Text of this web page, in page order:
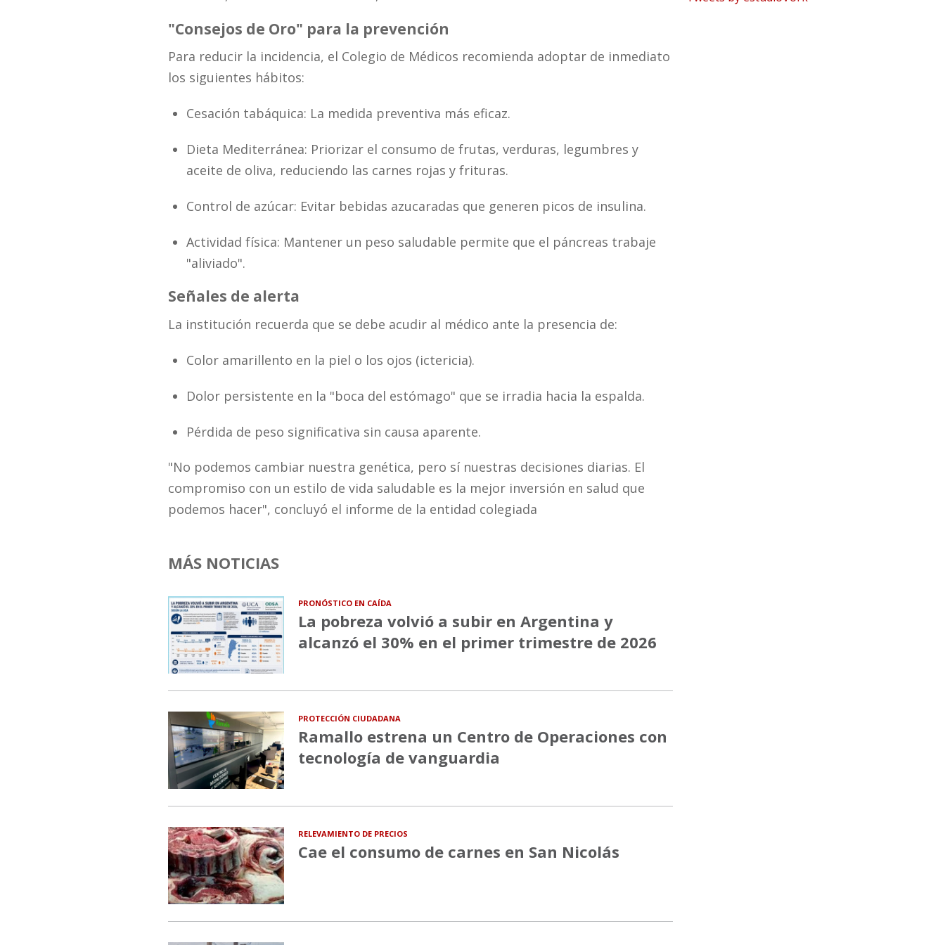
"Consejos de Oro" para la prevención
Para reducir la incidencia, el Colegio de Médicos recomienda adoptar de inmediato
los siguientes hábitos:
Cesación tabáquica: La medida preventiva más eficaz.
Dieta Mediterránea: Priorizar el consumo de frutas, verduras, legumbres y
aceite de oliva, reduciendo las carnes rojas y frituras.
Control de azúcar: Evitar bebidas azucaradas que generen picos de insulina.
Actividad física: Mantener un peso saludable permite que el páncreas trabaje
"aliviado".
Señales de alerta
La institución recuerda que se debe acudir al médico ante la presencia de:
Color amarillento en la piel o los ojos (ictericia).
Dolor persistente en la "boca del estómago" que se irradia hacia la espalda.
Pérdida de peso significativa sin causa aparente.
"No podemos cambiar nuestra genética, pero sí nuestras decisiones diarias. El
compromiso con un estilo de vida saludable es la mejor inversión en salud que
podemos hacer", concluyó el informe de la entidad colegiada
MÁS NOTICIAS
PRONÓSTICO EN CAÍDA
La pobreza volvió a subir en Argentina y
alcanzó el 30% en el primer trimestre de 2026
PROTECCIÓN CIUDADANA
Ramallo estrena un Centro de Operaciones con
tecnología de vanguardia
RELEVAMIENTO DE PRECIOS
Cae el consumo de carnes en San Nicolás